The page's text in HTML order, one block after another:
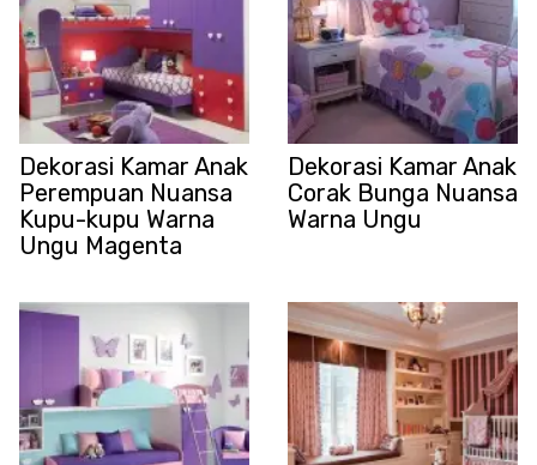
Dekorasi Kamar Anak
Perempuan Nuansa
Kupu-kupu Warna
Ungu Magenta
Dekorasi Kamar Anak
Corak Bunga Nuansa
Warna Ungu